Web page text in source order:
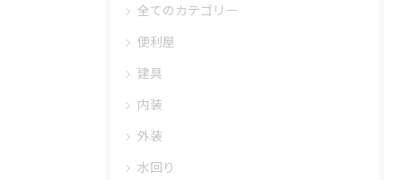
全てのカテゴリー
便利屋
建具
内装
外装
水回り